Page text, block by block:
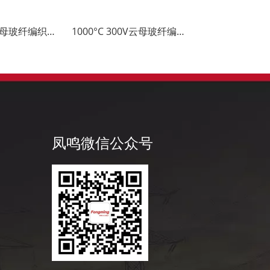
450°C 600V云母玻纤编织耐高温电线电缆 1000°C 300V云母玻纤编织耐高温电线电缆
凤鸣微信公众号